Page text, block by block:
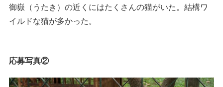
御嶽（うたき）の近くにはたくさんの猫がいた。結構ワ
イルドな猫が多かった。
応募写真②